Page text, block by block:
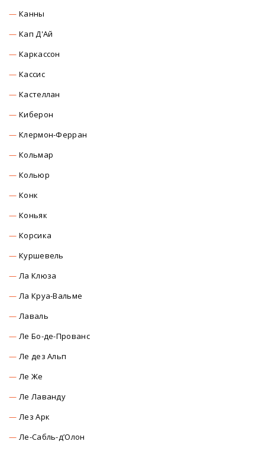
Канны
Кап Д'Ай
Каркасcон
Касcиc
Кастеллан
Киберон
Клермон-Ферран
Кольмар
Кольюр
Конк
Коньяк
Корсика
Куршевель
Ла Клюза
Ла Круа-Вальме
Лаваль
Ле Бо-де-Прованс
Ле дез Альп
Ле Же
Ле Лаванду
Лез Арк
Ле-Сабль-д’Олон